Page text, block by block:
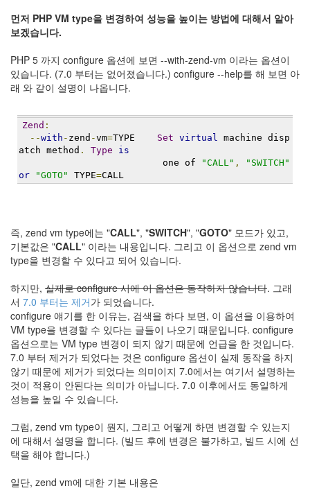
먼저 PHP VM type을 변경하여 성능을 높이는 방법에 대해서 알아
보겠습니다.
PHP 5 까지 configure 옵션에 보면 --with-zend-vm 이라는 옵션이
있습니다. (7.0 부터는 없어졌습니다.) configure --help를 해 보면 아
래 와 같이 설명이 나옵니다.
Zend :
--with - zend -vm=TYPE Set virtual machine disp
atch method . Type
is
one of
"CALL" ,
"SWITCH"
or
"GOTO" TYPE=CALL
즉, zend vm type에는 "CALL", "SWITCH", "GOTO" 모드가 있고,
기본값은 "CALL" 이라는 내용입니다. 그리고 이 옵션으로 zend vm
type을 변경할 수 있다고 되어 있습니다.
하지만, 실제로 configure 시에 이 옵션은 동작하지 않습니다. 그래
서 7.0 부터는 제거가 되었습니다.
configure 얘기를 한 이유는, 검색을 하다 보면, 이 옵션을 이용하여
VM type을 변경할 수 있다는 글들이 나오기 때문입니다. configure
옵션으로는 VM type 변경이 되지 않기 때문에 언급을 한 것입니다.
7.0 부터 제거가 되었다는 것은 configure 옵션이 실제 동작을 하지
않기 때문에 제거가 되었다는 의미이지 7.0에서는 여기서 설명하는
것이 적용이 안된다는 의미가 아닙니다. 7.0 이후에서도 동일하게
성능을 높일 수 있습니다.
그럼, zend vm type이 뭔지, 그리고 어떻게 하면 변경할 수 있는지
에 대해서 설명을 합니다. (빌드 후에 변경은 불가하고, 빌드 시에 선
택을 해야 합니다.)
일단, zend vm에 대한 기본 내용은
Mozilla
군
표
준
L10N
iPutty
AnNyung
LInux
Notices
Find!
Categories
전
체
192
주
절
주
절
30
이
11
둘
째
사